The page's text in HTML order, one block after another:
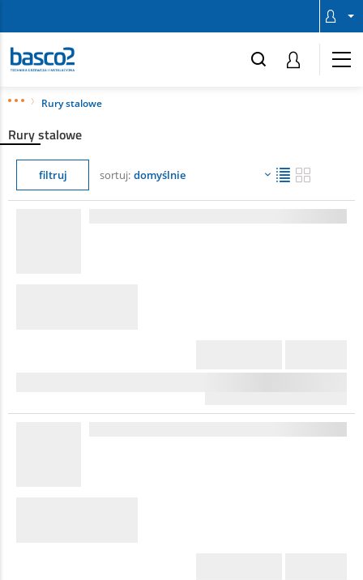
Rury stalowe
Rury stalowe
filtruj sortuj